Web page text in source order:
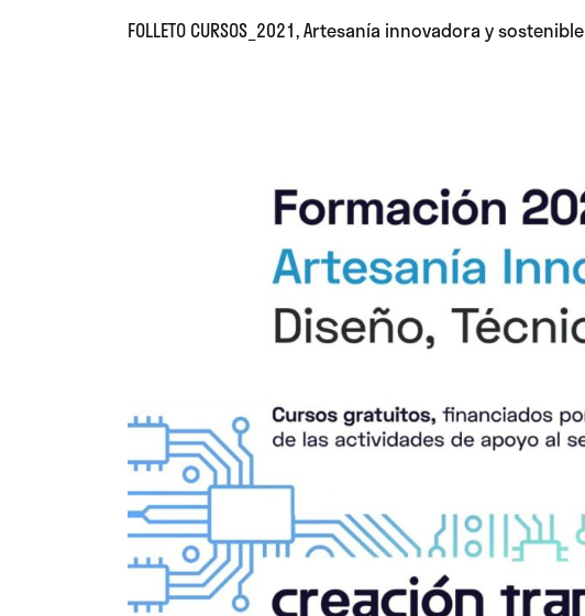
FOLLETO CURSOS_2021, Artesanía innovadora y sostenible